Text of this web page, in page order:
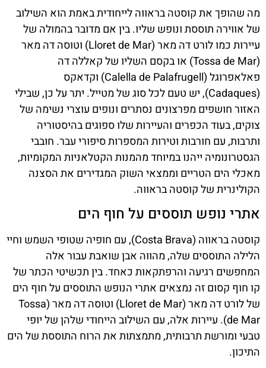
מה שהופך את קוסטה בראווה לייחודית באמת הוא השילוב
של אווירה תוססת ונופש שליו. בין אם מדובר בהמולה של
עיירות כמו לורט דה מאר (Lloret de Mar) וטוסה דה מאר
(Tossa de Mar) או בקסם השליו של קאללה דה
פאלאפרוגל (Calella de Palafrugell) וקדאקס
(Cadaques), יש טעם לכל סוג של מטייל. יתר על כן, שבילי
האזור חושפים מפרצונים נסתרים ונופים עוצרי נשימה של
צוקים, בעוד הכפרים והעיירות שלו ספוגים בהיסטוריה
ותרבות, עם חורבות וטירות המספרות סיפורי עבר. חובבי
הגסטרונומיה ייהנו במיוחד מהמנות הקטלאניות המקומיות,
מאכלי הים הטריים וממצאי השוק המגדירים את הסצנה
הקולינרית של קוסטה בראווה.
אתרי נופש תוססים על חוף הים
קוסטה בראווה (Costa Brava), עם חופיה שטופי השמש וחיי
הלילה התוססים שלה, מהווה אבן שואבת עבור אלה
המחפשים רגיעה והרפתקאות כאחד. בין תכשיטי הכתר של
קו חוף קסום זה נמצאים אתרי הנופש התוססים על חוף הים
של לורט דה מאר (Lloret de Mar) וטוסה דה מאר (Tossa
de Mar). עיירות אלה, עם השילוב הייחודי שלהן של יופי
טבעי ומורשת תרבותית, מתמצתות את הרוח התוססת של הים
התיכון.